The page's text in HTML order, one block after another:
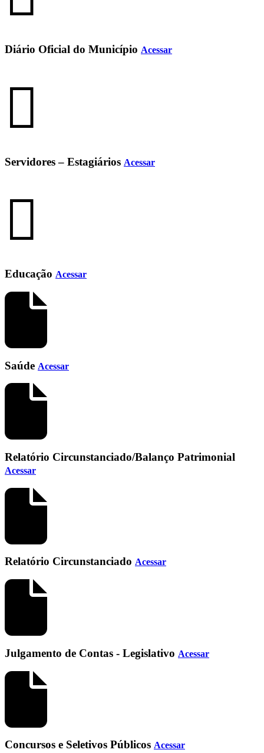
Diário Oficial do Município Acessar
Servidores – Estagiários Acessar
Educação Acessar
Saúde Acessar
Relatório Circunstanciado/Balanço Patrimonial
Acessar
Relatório Circunstanciado Acessar
Julgamento de Contas - Legislativo Acessar
Concursos e Seletivos Públicos Acessar